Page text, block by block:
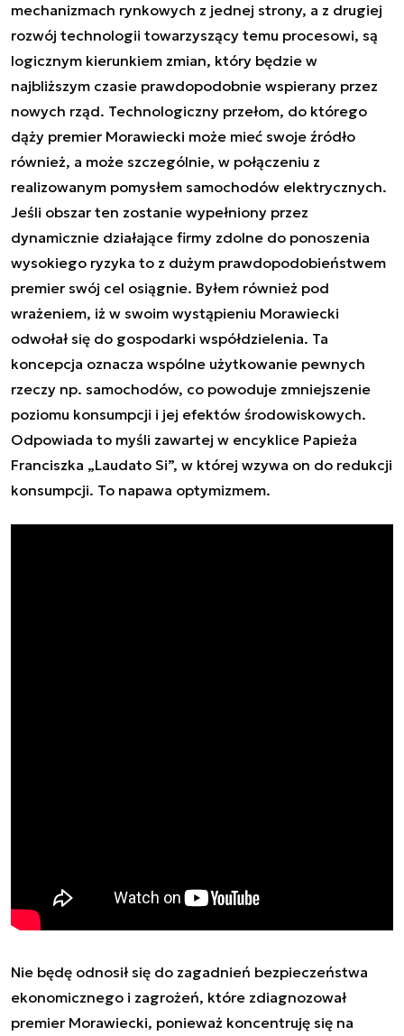
mechanizmach rynkowych z jednej strony, a z drugiej
rozwój technologii towarzyszący temu procesowi, są
logicznym kierunkiem zmian, który będzie w
najbliższym czasie prawdopodobnie wspierany przez
nowych rząd. Technologiczny przełom, do którego
dąży premier Morawiecki może mieć swoje źródło
również, a może szczególnie, w połączeniu z
realizowanym pomysłem samochodów elektrycznych.
Jeśli obszar ten zostanie wypełniony przez
dynamicznie działające firmy zdolne do ponoszenia
wysokiego ryzyka to z dużym prawdopodobieństwem
premier swój cel osiągnie. Byłem również pod
wrażeniem, iż w swoim wystąpieniu Morawiecki
odwołał się do gospodarki współdzielenia. Ta
koncepcja oznacza wspólne użytkowanie pewnych
rzeczy np. samochodów, co powoduje zmniejszenie
poziomu konsumpcji i jej efektów środowiskowych.
Odpowiada to myśli zawartej w encyklice Papieża
Franciszka „Laudato Si”, w której wzywa on do redukcji
konsumpcji. To napawa optymizmem.
Nie będę odnosił się do zagadnień bezpieczeństwa
ekonomicznego i zagrożeń, które zdiagnozował
premier Morawiecki, ponieważ koncentruję się na